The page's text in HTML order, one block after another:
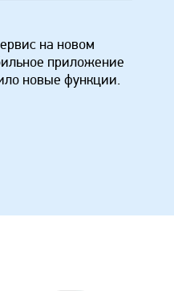
на новом
приложение
новые функции.